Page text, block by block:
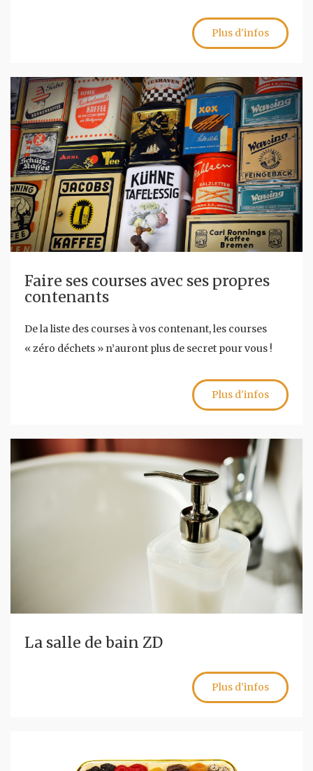
Plus d'infos
Faire ses courses avec ses propres
contenants
De la liste des courses à vos contenant, les courses
« zéro déchets » n’auront plus de secret pour vous !
Plus d'infos
La salle de bain ZD
Plus d'infos